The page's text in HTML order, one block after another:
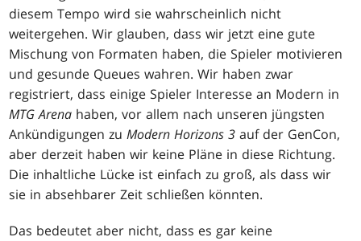
diesem Tempo wird sie wahrscheinlich nicht
weitergehen. Wir glauben, dass wir jetzt eine gute
Mischung von Formaten haben, die Spieler motivieren
und gesunde Queues wahren. Wir haben zwar
registriert, dass einige Spieler Interesse an Modern in
MTG Arena haben, vor allem nach unseren jüngsten
Ankündigungen zuModern Horizons 3 auf der GenCon,
aber derzeit haben wir keine Pläne in diese Richtung.
Die inhaltliche Lücke ist einfach zu groß, als dass wir
sie in absehbarer Zeit schließen könnten.
Das bedeutet aber nicht, dass es gar keine